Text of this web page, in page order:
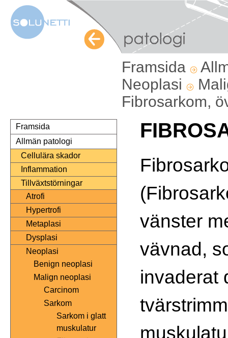
Framsida
Neoplasi
Fibrosarkom,
Framsida
Allmän patologi
Cellulära skador
Inflammation
Tillväxtstörningar
Atrofi
Hypertrofi
Metaplasi
Dysplasi
Neoplasi
Benign neoplasi
Malign neoplasi
Carcinom
Sarkom
Sarkom i glatt
muskulatur
vänster
vävnad,
invaderat